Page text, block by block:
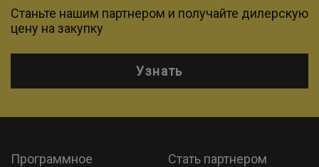
Станьте нашим партнером и получайте дилерскую
цену на закупку
Узнать
Программное
Стать партнером